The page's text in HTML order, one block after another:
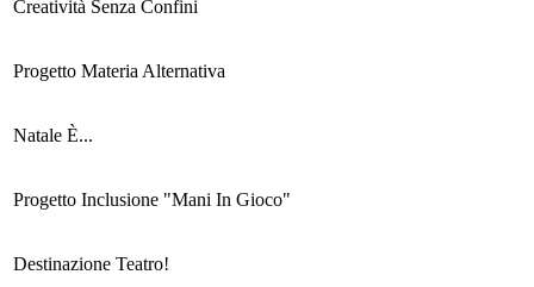
Creatività Senza Confini
Progetto Materia Alternativa
Natale È...
Progetto Inclusione "Mani In Gioco"
Destinazione Teatro!